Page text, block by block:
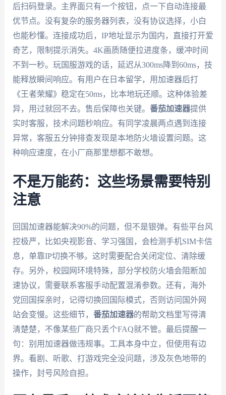
后扫码登录。主界面只有一个按钮，点一下自动连接最
优节点。没有复杂的服务器列表，没有协议选择，小白
也能秒懂。连接成功后，IP地址显示为国内，直接打开爱
奇艺，限制提示消失。4K画质随便拉进度条，缓冲时间
不到一秒。玩国服游戏的话，延迟从300ms降到60ms，技
能释放瞬间响应。有用户在日本留学，用加速器后打
《王者荣耀》稳定在50ms，比本地玩还顺。这种体验差
异，用过就回不去。售后保障也关键。 番茄加速器提供
实时客服，技术问题秒响应。有同学凌晨两点遇到连接
异常，客服五分钟排查发现是本地防火墙设置问题。这
种响应速度，在小厂商那里想都不敢想。
不是万能药：这些场景需要特别
注意
回国加速器能解决90%的问题，但不是银弹。有些平台风
控极严，比如央视影音、学习强国，会检测手机SIM卡信
息，单靠IP切换不够。这时需要配合关闭定位、清除缓
存。另外，校园网环境特殊，部分学校防火墙会阻断加
速协议，需要联系客服手动配置混淆参数。还有，海外
党回国探亲时，记得切换回国际模式，否则访问国外网
站会变慢。这些细节， 番茄加速器的帮助文档里写得清
清楚楚，不像某些厂商只丢个FAQ就不管。最后提醒一
句：别用加速器做违规事。工具本身中立，但使用有边
界。看剧、听歌、打游戏完全没问题，涉及灰色地带的
操作，封号风险自担。